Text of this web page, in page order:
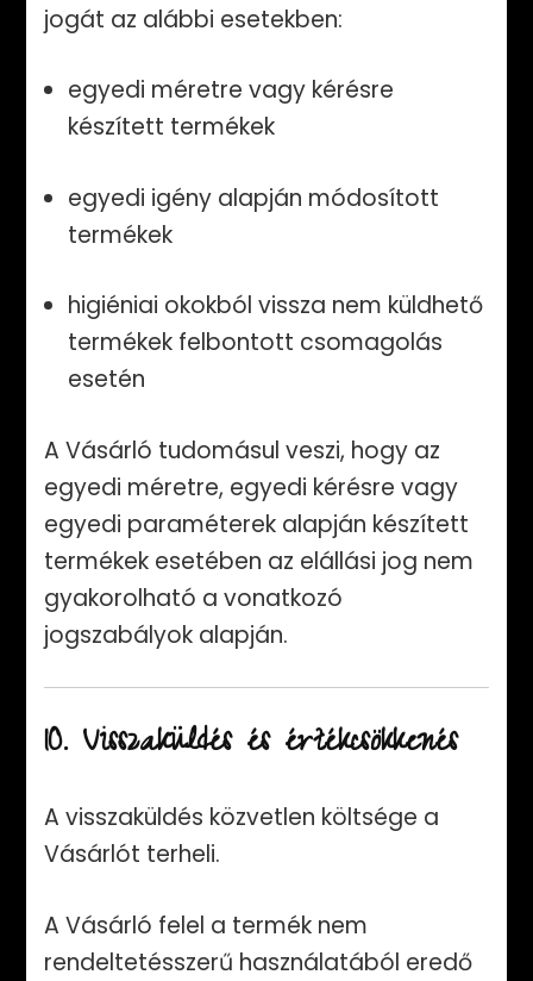
jogát az alábbi esetekben:
egyedi méretre vagy kérésre
készített termékek
egyedi igény alapján módosított
termékek
higiéniai okokból vissza nem küldhető
termékek felbontott csomagolás
esetén
A Vásárló tudomásul veszi, hogy az
egyedi méretre, egyedi kérésre vagy
egyedi paraméterek alapján készített
termékek esetében az elállási jog nem
gyakorolható a vonatkozó
jogszabályok alapján.
10. Visszaküldés és értékcsökkenés
A visszaküldés közvetlen költsége a
Vásárlót terheli.
A Vásárló felel a termék nem
rendeltetésszerű használatából eredő